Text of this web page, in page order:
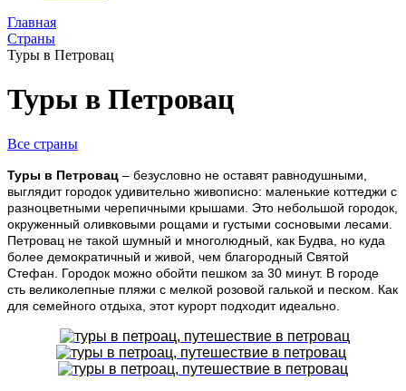
Главная
Страны
Туры в Петровац
Туры в Петровац
Все страны
Туры в Петровац – безусловно не оставят равнодушными,
выглядит городок удивительно живописно: маленькие коттеджи с
разноцветными черепичными крышами. Это небольшой городок,
окруженный оливковыми рощами и густыми сосновыми лесами.
Петровац не такой шумный и многолюдный, как Будва, но куда
более демократичный и живой, чем благородный Святой
Стефан. Городок можно обойти пешком за 30 минут. В городе
сть великолепные пляжи с мелкой розовой галькой и песком. Как
для семейного отдыха, этот курорт подходит идеально